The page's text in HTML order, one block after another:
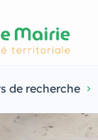
de recherche